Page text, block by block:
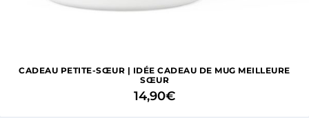
CADEAU PETITE-SŒUR | IDÉE CADEAU DE MUG MEILLEURE
SŒUR
14,90€